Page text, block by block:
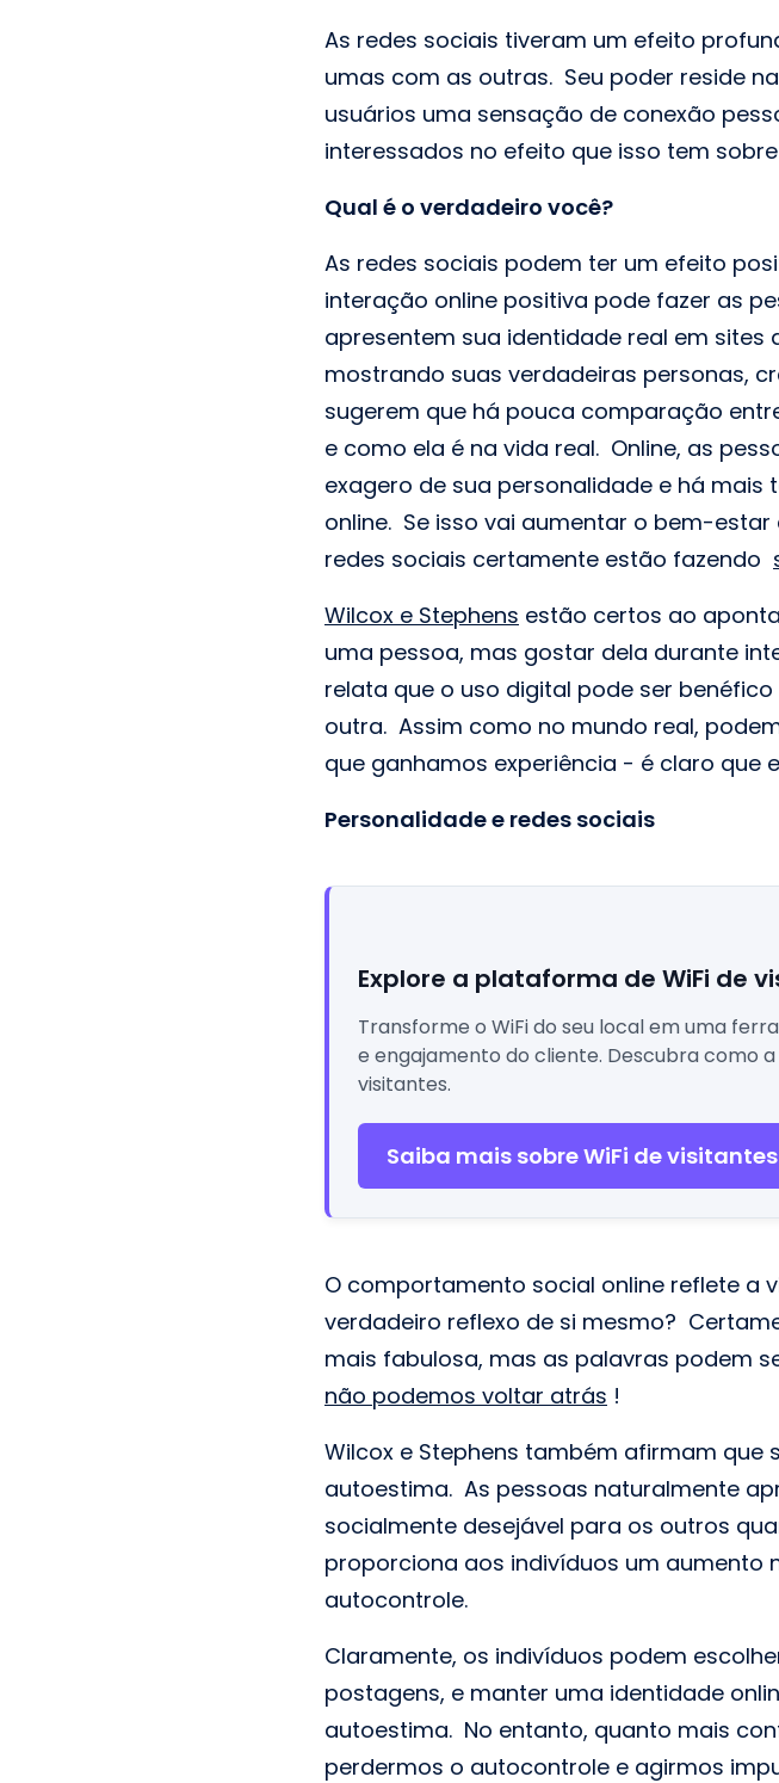
As redes sociais tiveram um efeito
umas com as outras. Seu poder reside
usuários uma sensação de conexão
interessados no efeito que isso tem
Qual é o verdadeiro você?
As redes sociais podem ter um efeito
interação online positiva pode fazer as
apresentem sua identidade real em sites
mostrando suas verdadeiras personas,
sugerem que há pouca comparação
e como ela é na vida real. Online, as
exagero de sua personalidade e há
online. Se isso vai aumentar o bem-
redes sociais certamente estão fazendo
Wilcox e Stephens estão certos ao
uma pessoa, mas gostar dela durante
relata que o uso digital pode ser
outra. Assim como no mundo real,
que ganhamos experiência - é claro que
Personalidade e redes sociais
Explore a plataforma de WiFi de
Transforme o WiFi do seu local em uma
e engajamento do cliente. Descubra como
visitantes.
Saiba mais sobre WiFi de visitantes
O comportamento social online reflete a
verdadeiro reflexo de si mesmo?
mais fabulosa, mas as palavras podem
não podemos voltar atrás !
Wilcox e Stephens também afirmam
autoestima. As pessoas naturalmente
socialmente desejável para os outros
proporciona aos indivíduos um aumento
autocontrole.
Claramente, os indivíduos podem
postagens, e manter uma identidade
autoestima. No entanto, quanto mais
perdermos o autocontrole e agirmos